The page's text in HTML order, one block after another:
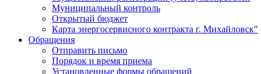
Муниципальный контроль
Открытый бюджет
Карта энергосервисного контракта г. Михайловск"
Обращения
Отправить письмо
Порядок и время приема
Установленные формы обращений